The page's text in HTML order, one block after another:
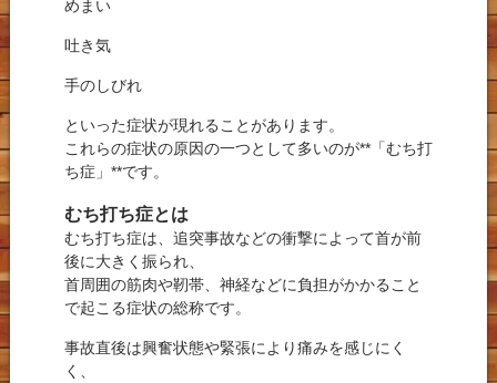
めまい
吐き気
手のしびれ
といった症状が現れることがあります。
これらの症状の原因の一つとして多いのが**「むち打
ち症」**です。
むち打ち症とは
むち打ち症は、追突事故などの衝撃によって首が前
後に大きく振られ、
首周囲の筋肉や靭帯、神経などに負担がかかること
で起こる症状の総称です。
事故直後は興奮状態や緊張により痛みを感じにく
く、